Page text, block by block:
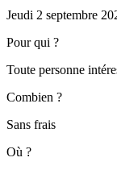
Jeudi 2 septembre
Pour qui ?
Toute personne
Combien ?
Sans frais
Où ?